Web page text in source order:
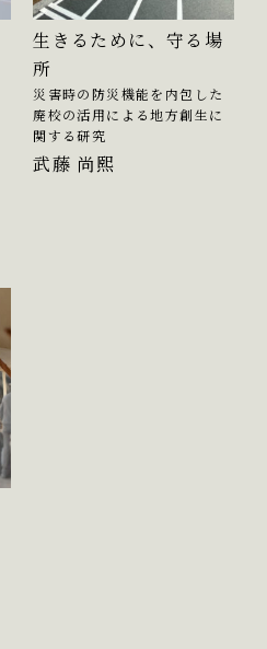
生きるために、守る場
所
災害時の防災機能を内包した
廃校の活用による地方創生に
関する研究
武藤 尚熙